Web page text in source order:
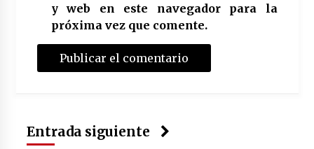
y web en este navegador para la
próxima vez que comente.
Entrada siguiente